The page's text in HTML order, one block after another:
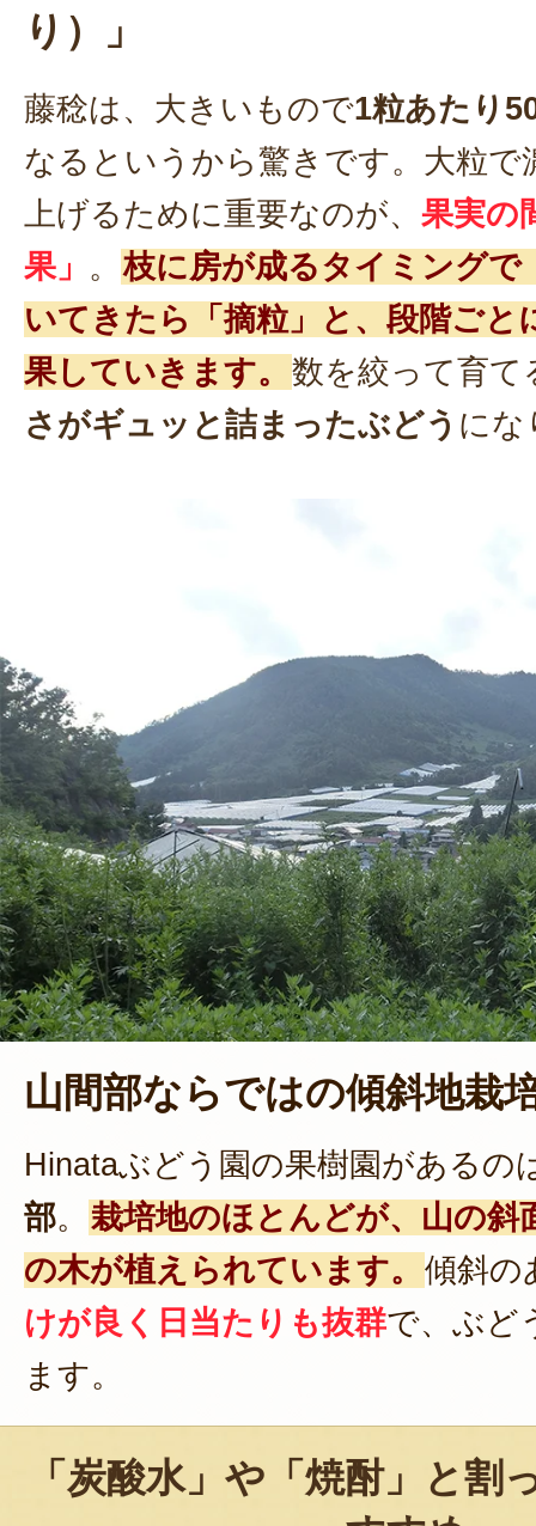
り）」
藤稔は、大きいもので1粒あたり
なるというから驚きです。大粒で
上げるために重要なのが、 果実の
果」 。 枝に房が成るタイミングで
いてきたら「摘粒」と、段階ごと
果していきます。 数を絞って育て
さがギュッと詰まったぶどう にな
山間部ならではの傾斜地栽
Hinataぶどう園の果樹園があるの
部。 栽培地のほとんどが、山の斜
の木が植えられています。 傾斜の
けが良く日当たりも抜群で、ぶど
ます。
「炭酸水」や「焼酎」と割